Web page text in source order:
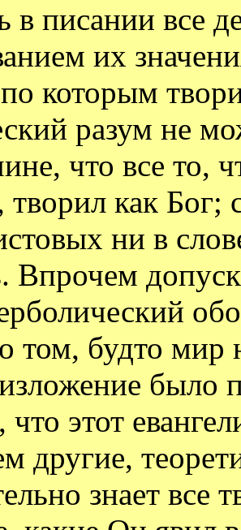
в писании все
их
которым
разум не
что все то,
творил как
ни в
Впрочем
том, будто
было
что этот
другие,
знает все